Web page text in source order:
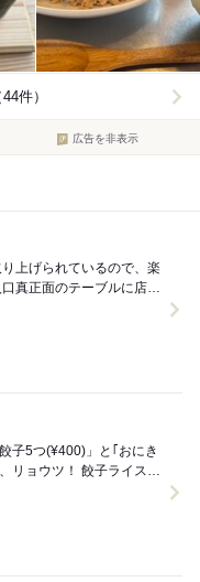
件）
広告を非表示
上げられているので、楽